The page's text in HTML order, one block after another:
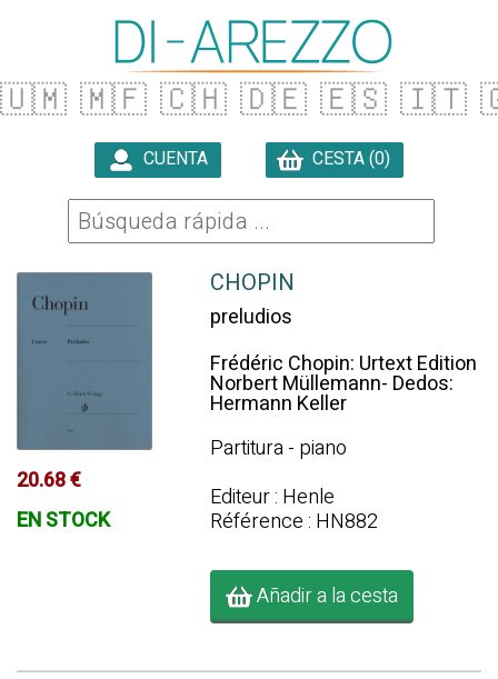
🇺🇲 🇲🇫 🇨🇭 🇩🇪 🇪🇸 🇮🇹
CUENTA CESTA (0)
20.68 €
EN STOCK
CHOPIN
preludios
Frédéric Chopin: Urtext Edition
Norbert Müllemann- Dedos:
Hermann Keller
Partitura - piano
Editeur : Henle
Référence : HN882
Añadir a la cesta